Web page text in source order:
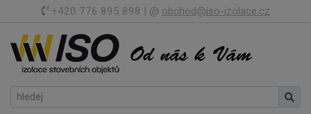
+420 776 895 898 | @ obchod@iso-izolace.cz